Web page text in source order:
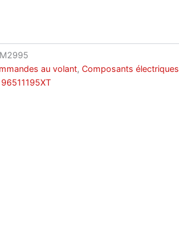
au volant, Composants électriques
96511195XT